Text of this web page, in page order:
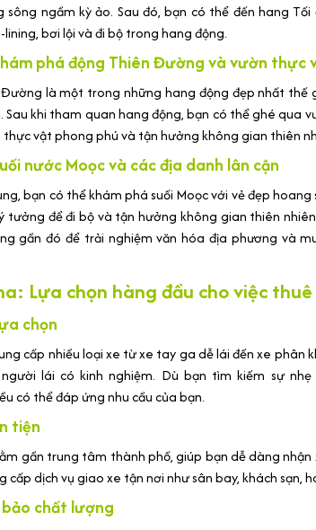
sông ngầm kỳ ảo. Sau đó, bạn có thể đến hang
lining, bơi lội và đi bộ trong hang động.
phá động Thiên Đường và vườn thực
là một trong những hang động đẹp nhất thế
Sau khi tham quan hang động, bạn có thể ghé qua
thực vật phong phú và tận hưởng không gian thiên
nước Moọc và các địa danh lân cận
bạn có thể khám phá suối Moọc với vẻ đẹp
tưởng để đi bộ và tận hưởng không gian thiên
gần đó để trải nghiệm văn hóa địa phương và
Lựa chọn hàng đầu cho việc
chọn
cấp nhiều loại xe từ xe tay ga dễ lái đến xe phân
lái có kinh nghiệm. Dù bạn tìm kiếm sự
có thể đáp ứng nhu cầu của bạn.
tiện
gần trung tâm thành phố, giúp bạn dễ dàng nhận
cấp dịch vụ giao xe tận nơi như sân bay, khách sạn,
bảo chất lượng